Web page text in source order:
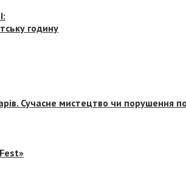
годину
Сучасне мистецтво чи порушення